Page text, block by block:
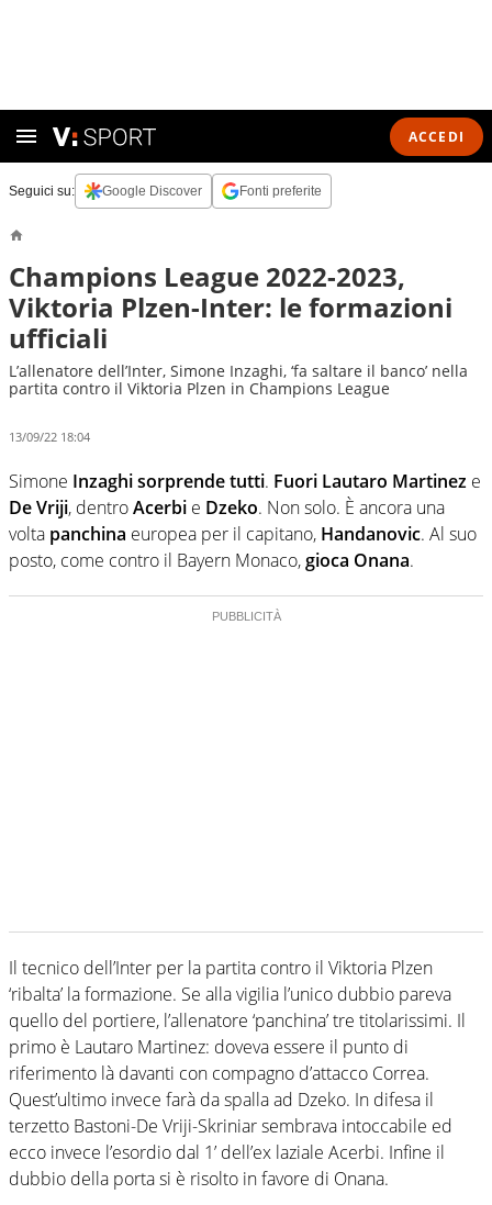
ACCEDI
Seguici su: Google Discover Fonti preferite
Champions League 2022-2023,
Viktoria Plzen-Inter: le formazioni
ufficiali
L’allenatore dell’Inter, Simone Inzaghi, ‘fa saltare il banco’ nella
partita contro il Viktoria Plzen in Champions League
13/09/22 18:04
Simone Inzaghi sorprende tutti. Fuori Lautaro Martinez e
De Vriji, dentroAcerbi e Dzeko. Non solo. È ancora una
volta panchina europea per il capitano, Handanovic. Al suo
posto, come contro il Bayern Monaco,gioca Onana.
Il tecnico dell’Inter per la partita contro il Viktoria Plzen
‘ribalta’ la formazione. Se alla vigilia l’unico dubbio pareva
quello del portiere, l’allenatore ‘panchina’ tre titolarissimi. Il
primo è Lautaro Martinez: doveva essere il punto di
riferimento là davanti con compagno d’attacco Correa.
Quest’ultimo invece farà da spalla ad Dzeko. In difesa il
terzetto Bastoni-De Vriji-Skriniar sembrava intoccabile ed
ecco invece l’esordio dal 1’ dell’ex laziale Acerbi. Infine il
dubbio della porta si è risolto in favore di Onana.